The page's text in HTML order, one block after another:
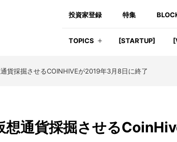
投資家登録 特集
TOPICS [STARTUP]
貨採掘させるCOINHIVEが2019年3月8日に終了
想通貨採掘させる